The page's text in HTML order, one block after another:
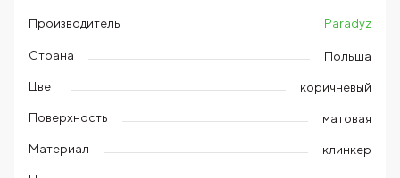
Производитель Paradyz
Страна Польша
Цвет коричневый
Поверхность матовая
Материал клинкер